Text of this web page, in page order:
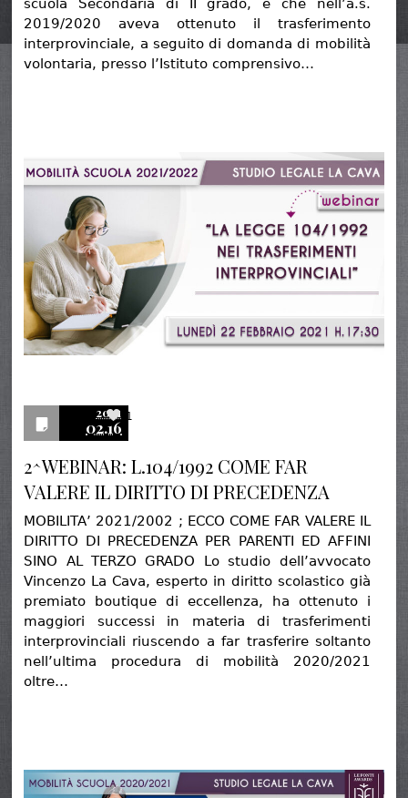
scuola Secondaria di II grado, e che nell’a.s.
2019/2020 aveva ottenuto il trasferimento
interprovinciale, a seguito di domanda di mobilità
volontaria, presso l’Istituto comprensivo…
2021
02.16
1
2^WEBINAR: L.104/1992 COME FAR
VALERE IL DIRITTO DI PRECEDENZA
MOBILITA’ 2021/2002 ; ECCO COME FAR VALERE IL
DIRITTO DI PRECEDENZA PER PARENTI ED AFFINI
SINO AL TERZO GRADO Lo studio dell’avvocato
Vincenzo La Cava, esperto in diritto scolastico già
premiato boutique di eccellenza, ha ottenuto i
maggiori successi in materia di trasferimenti
interprovinciali riuscendo a far trasferire soltanto
nell’ultima procedura di mobilità 2020/2021
oltre…